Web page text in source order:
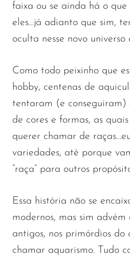
faixa ou se ainda há o que
eles…já adianto que sim,
oculta nesse novo universo
Como todo peixinho que
hobby, centenas de
tentaram (e
de cores e formas, as
querer chamar de
variedades, até porque
“raça” para outros
Essa história não se
modernos, mas sim
antigos, nos primórdios do
chamar aquarismo. Tudo